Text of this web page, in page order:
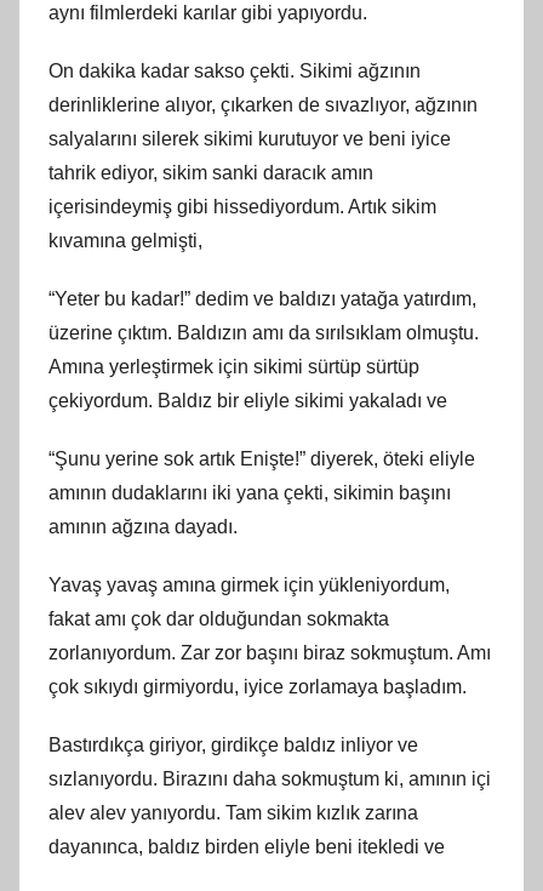
aynı filmlerdeki karılar gibi yapıyordu.
On dakika kadar sakso çekti. Sikimi ağzının
derinliklerine alıyor, çıkarken de sıvazlıyor, ağzının
salyalarını silerek sikimi kurutuyor ve beni iyice
tahrik ediyor, sikim sanki daracık amın
içerisindeymiş gibi hissediyordum. Artık sikim
kıvamına gelmişti,
“Yeter bu kadar!” dedim ve baldızı yatağa yatırdım,
üzerine çıktım. Baldızın amı da sırılsıklam olmuştu.
Amına yerleştirmek için sikimi sürtüp sürtüp
çekiyordum. Baldız bir eliyle sikimi yakaladı ve
“Şunu yerine sok artık Enişte!” diyerek, öteki eliyle
amının dudaklarını iki yana çekti, sikimin başını
amının ağzına dayadı.
Yavaş yavaş amına girmek için yükleniyordum,
fakat amı çok dar olduğundan sokmakta
zorlanıyordum. Zar zor başını biraz sokmuştum. Amı
çok sıkıydı girmiyordu, iyice zorlamaya başladım.
Bastırdıkça giriyor, girdikçe baldız inliyor ve
sızlanıyordu. Birazını daha sokmuştum ki, amının içi
alev alev yanıyordu. Tam sikim kızlık zarına
dayanınca, baldız birden eliyle beni itekledi ve